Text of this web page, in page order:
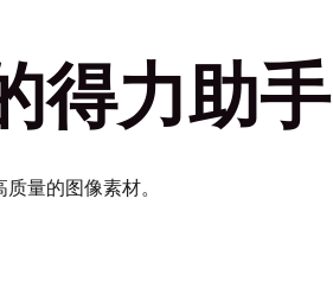
得力助手
量的图像素材。